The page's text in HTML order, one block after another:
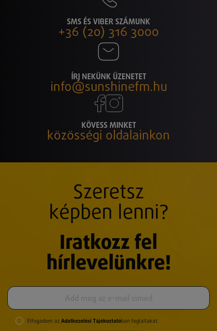
SMS ÉS VIBER SZÁMUNK
+36 (20) 316 3000
ÍRJ NEKÜNK ÜZENETET
info@sunshinefm.hu
KÖVESS MINKET
közösségi oldalainkon
Szeretsz
képben lenni?
Iratkozz fel
hírlevelünkre!
Elfogadom az Adatkezelési Tájékoztatóban foglaltakat.